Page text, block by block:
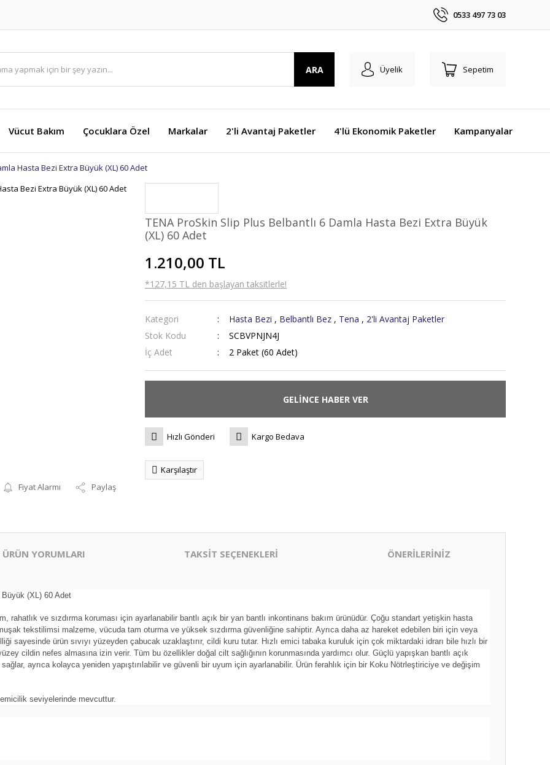
0533 497 73 03
ARA Üyelik Sepetim
Vücut Bakım Çocuklara Özel Markalar 2'li Avantaj Paketler 4'lü Ekonomik Paketler Kampanyalar
Hasta Bezi Extra Büyük (XL) 60 Adet
Fiyat Alarmı Paylaş
TENA ProSkin Slip Plus Belbantlı 6 Damla Hasta Bezi Extra Büyük
(XL) 60 Adet
1.210,00 TL
*127,15 TL den başlayan taksitlerle!
Kategori Hasta Bezi , Belbantlı Bez , Tena , 2'li Avantaj Paketler
Stok Kodu
SCBVPNJN4J
İç Adet
2 Paket (60 Adet)
GELİNCE HABER VER
Hızlı Gönderi Kargo Bedava
Karşılaştır
ÜRÜN YORUMLARI TAKSİT SEÇENEKLERİ ÖNERİLERİNİZ
(XL) 60 Adet
ve sızdırma koruması için ayarlanabilir bantlı açık bir yan bantlı inkontinans bakım ürünüdür. Çoğu standart yetişkin hasta
tekstilimsi malzeme, vücuda tam oturma ve yüksek sızdırma güvenliğine sahiptir. Ayrıca daha az hareket edebilen biri için veya
ürün sıvıyı yüzeyden çabucak uzaklaştırır, cildi kuru tutar. Hızlı emici tabaka kuruluk için çok miktardaki idrarı bile hızlı bir
cildin nefes almasına izin verir. Tüm bu özellikler doğal cilt sağlığının korunmasında yardımcı olur. Güçlü yapışkan bantlı açık
ayrıca kolayca yeniden yapıştırılabilir ve güvenli bir uyum için ayarlanabilir. Ürün ferahlık için bir Koku Nötrleştiriciye ve değişim
seviyelerinde mevcuttur.